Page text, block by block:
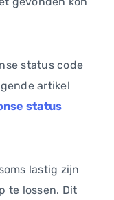
status code
artikel
status
lastig zijn
te lossen. Dit